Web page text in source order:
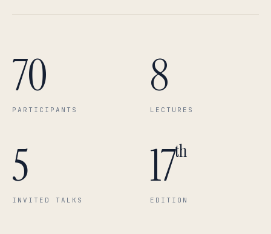
70
PARTICIPANTS
8
LECTURES
5
INVITED TALKS
17th
EDITION